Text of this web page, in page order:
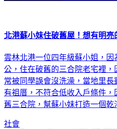
北港蘇小妹住破舊屋！想有明
雲林北港一位四年級蘇小姐，
公，住在破舊的三合院老宅裡，
常被同學誤會沒洗澡，當地里
有祖厝，不符合低收入戶條件
舊三合院，幫蘇小妹打造一個乾
社會